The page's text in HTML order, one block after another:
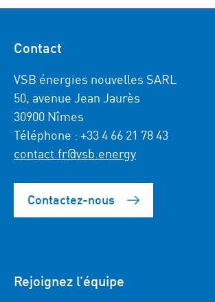
Contact
VSB énergies nouvelles SARL
50, avenue Jean Jaurès
30900 Nîmes
Téléphone : +33 4 66 21 78 43
contact.fr@vsb.energy
Contactez-nous
Rejoignez l’équipe